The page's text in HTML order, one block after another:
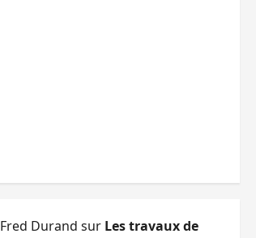
Fred Durand sur Les travaux de